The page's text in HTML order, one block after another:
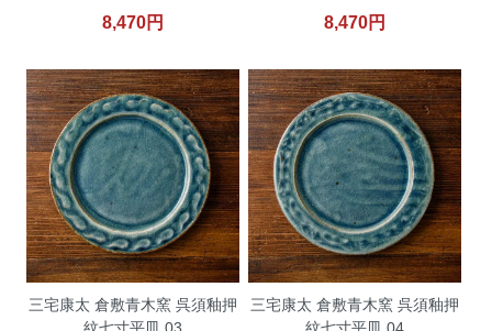
8,470円 8,470円
三宅康太 倉敷青木窯 呉須釉押
三宅康太 倉敷青木窯 呉須釉押